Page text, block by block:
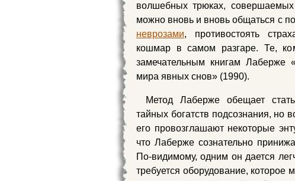
волшебных трюках,
можно вновь и вновь общаться с
неврозами, противостоять
кошмар в самом разгаре. Те,
замечательным книгам
мира явных снов» (1990).
Метод Лаберже обещает
тайных богатств подсознания, но
его провозглашают некоторые
что Лаберже сознательно
По-видимому, одним он дается
требуется оборудование,